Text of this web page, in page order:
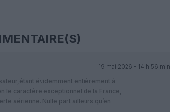
19 mai 2026 - 14 h 56 min
évidemment entièrement à
le caractère exceptionnel de la France,
aérienne. Nulle part ailleurs qu’en